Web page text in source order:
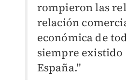
rompieron las
relación
económica de
siempre existido
España."